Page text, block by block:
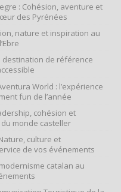
: Cohésion, aventure et
des Pyrénées
nature et inspiration au
destination de référence
World : l’expérience
fun de l’année
cohésion et
monde casteller
culture et
de vos événements
catalan au